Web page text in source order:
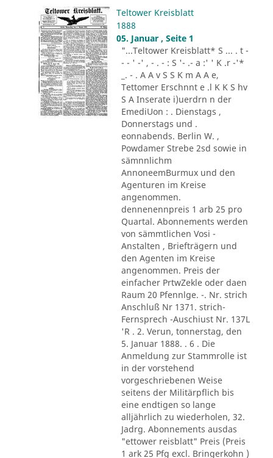
Teltower Kreisblatt
1888
05. Januar , Seite 1
"...Teltower Kreisblatt* S ... . t -
- - ' -' , - . - : S '- .- a :' ' K .r -'*
_. - . A A v S S K m A A e,
Tettomer Erschnnt e .l K K S hv
S A Inserate i)uerdrn n der
EmediUon : . Dienstags ,
Donnerstags und .
eonnabends. Berlin W. ,
Powdamer Strebe 2sd sowie in
sämnnlichm
AnnoneemBurmux und den
Agenturen im Kreise
angenommen.
dennenennpreis 1 arb 25 pro
Quartal. Abonnements werden
von sämmtlichen Vosi -
Anstalten , Briefträgern und
den Agenten im Kreise
angenommen. Preis der
einfacher PrtwZekle oder daen
Raum 20 Pfennlge. -. Nr. strich
Anschluß Nr 1371. strich-
Fernsprech -Auschiust Nr. 137L
'R . 2. Verun, tonnerstag, den
5. Januar 1888. . 6 . Die
Anmeldung zur Stammrolle ist
in der vorstehend
vorgeschriebenen Weise
seitens der Militärpflich bis
eine endtigen so lange
alljährlich zu wiederholen, 32.
Jadrg. Abonnements ausdas
"ettower reisblatt" Preis (Preis
1 ark 25 Pfg excl. Bringerkohn )